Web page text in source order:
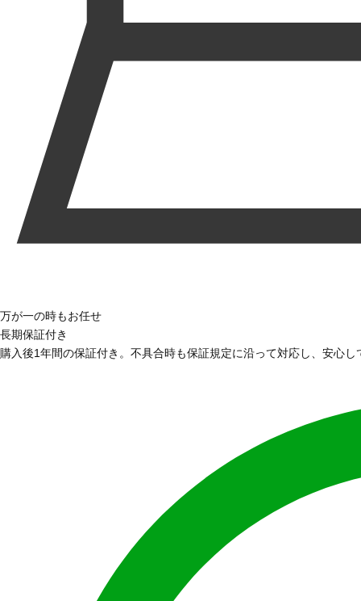
万が一の時もお任せ
長期保証付き
購入後1年間の保証付き。不具合時も保証規定に沿って対応し、安心